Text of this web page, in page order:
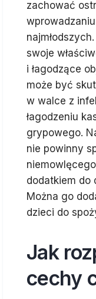
zachować
swoje
i łagodzące
może być
w walce z
łagodzeniu
grypowego.
nie powinny
dodatkiem do
Można go
dzieci do
Jak
cechy